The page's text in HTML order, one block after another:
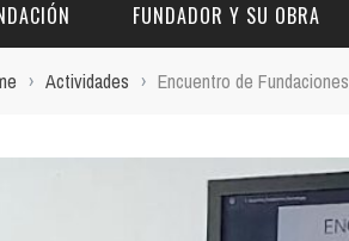
COMPETENCIAS Y COMPOSICIÓN ACTUAL
FUNDADOR Y SU OBRA
› Actividades › Encuentro de